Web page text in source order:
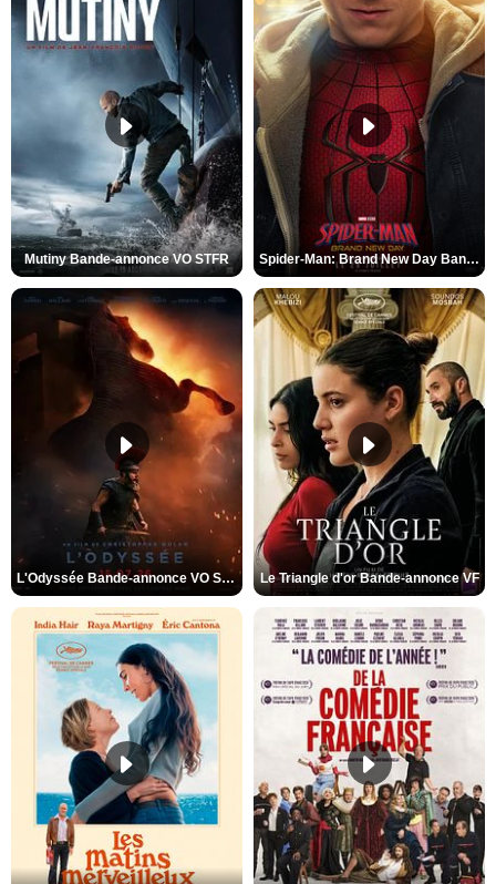
Mutiny Bande-annonce VO STFR Spider-Man: Brand New Day Bande-annonce VO STFR
L'Odyssée Bande-annonce VO STFR Le Triangle d'or Bande-annonce VF